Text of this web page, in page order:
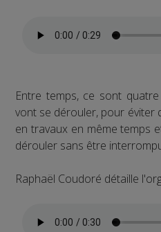
Entre temps, ce sont
vont se dérouler, pour éviter
en travaux en même temps
dérouler sans être
Raphaël Coudoré détaille